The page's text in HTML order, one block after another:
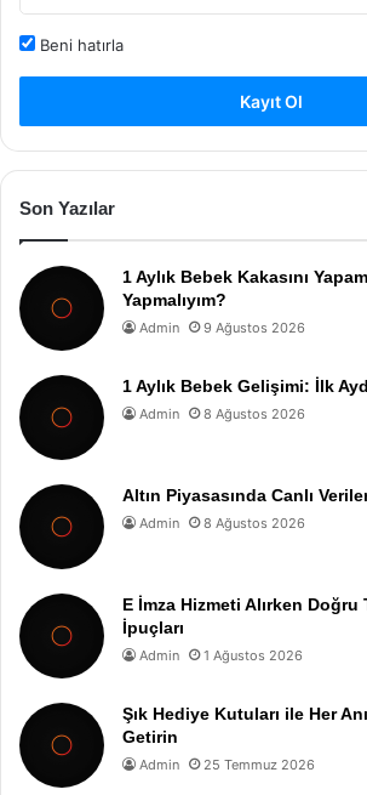
Beni hatırla
Kayıt Ol
Son Yazılar
1 Aylık Bebek Kakasını
Yapmalıyım?
Admin 9 Ağustos 2026
1 Aylık Bebek Gelişimi: İlk
Admin 8 Ağustos 2026
Altın Piyasasında Canlı
Admin 8 Ağustos 2026
E İmza Hizmeti Alırken Doğru
İpuçları
Admin 1 Ağustos 2026
Şık Hediye Kutuları ile Her
Getirin
Admin 25 Temmuz 2026